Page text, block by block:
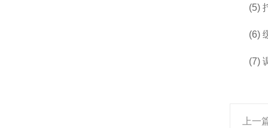
(5) 拧
(6) 缓
(7) 调
上一